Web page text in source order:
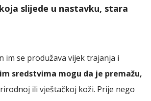
slijede u nastavku, stara
im se produžava vijek trajanja i
sredstvima mogu da je premažu,
ili vještačkoj koži. Prije nego